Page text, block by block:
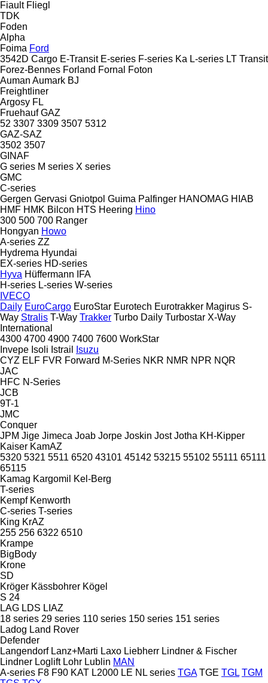
Fiault Fliegl
TDK
Foden
Alpha
Foima Ford
3542D Cargo E-Transit E-series F-series Ka L-series LT Transit
Forez-Bennes Forland Fornal
Foton
Auman Aumark BJ
Freightliner
Argosy FL
Fruehauf GAZ
52 3307 3309 3507 5312
GAZ-SAZ
3502 3507
GINAF
G series M series X series
GMC
C-series
Gergen Gervasi Gniotpol Guima Palfinger HANOMAG HIAB
HMF HMK Bilcon HTS Heering Hino
300 500 700 Ranger
Hongyan Howo
A-series ZZ
Hydrema Hyundai
EX-series HD-series
Hyva Hüffermann
IFA
H-series L-series W-series
IVECO
Daily EuroCargo EuroStar Eurotech Eurotrakker Magirus S-
Way Stralis T-Way Trakker Turbo Daily Turbostar X-Way
International
4300 4700 4900 7400 7600 WorkStar
Invepe Isoli Istrail
Isuzu
CYZ ELF FVR Forward M-Series NKR NMR NPR NQR
JAC
HFC N-Series
JCB
9T-1
JMC
Conquer
JPM Jige Jimeca Joab Jorpe Joskin Jost Jotha KH-Kipper
Kaiser KamAZ
5320 5321 5511 6520 43101 45142 53215 55102 55111 65111
65115
Kamag Kargomil
Kel-Berg
T-series
Kempf Kenworth
C-series T-series
King KrAZ
255 256 6322 6510
Krampe
BigBody
Krone
SD
Kröger Kässbohrer Kögel
S 24
LAG LDS LIAZ
18 series 29 series 110 series 150 series 151 series
Ladog Land Rover
Defender
Langendorf Lanz+Marti Laxo Liebherr Lindner & Fischer
Lindner Loglift Lohr Lublin MAN
A-series F8 F90 KAT L2000 LE NL series TGA TGE TGL TGM